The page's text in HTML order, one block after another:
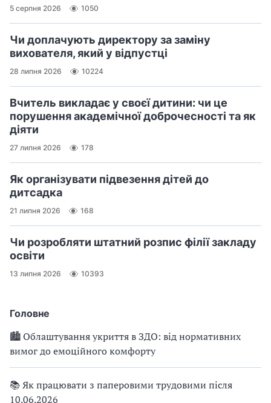
Головне
🏙 Облаштування укриття в ЗДО: від нормативних
вимог до емоційного комфорту
📚 Як працювати з паперовими трудовими після
10.06.2026
5 серпня 2026 1050
Чи доплачують директору за заміну
вихователя, який у відпустці
28 липня 2026 10224
Вчитель викладає у своєї дитини: чи це
порушення академічної доброчесності та як
діяти
27 липня 2026 178
Як організувати підвезення дітей до
дитсадка
21 липня 2026 168
Чи розробляти штатний розпис філії закладу
освіти
13 липня 2026 10393